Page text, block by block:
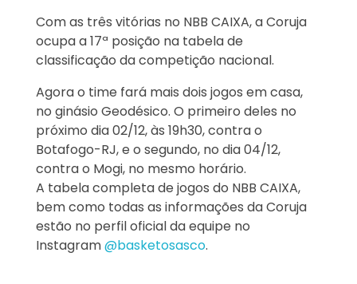
Com as três vitórias no NBB CAIXA, a Coruja
ocupa a 17ª posição na tabela de
classificação da competição nacional.
Agora o time fará mais dois jogos em casa,
no ginásio Geodésico. O primeiro deles no
próximo dia 02/12, às 19h30, contra o
Botafogo-RJ, e o segundo, no dia 04/12,
contra o Mogi, no mesmo horário.
A tabela completa de jogos do NBB CAIXA,
bem como todas as informações da Coruja
estão no perfil oficial da equipe no
Instagram@basketosasco.